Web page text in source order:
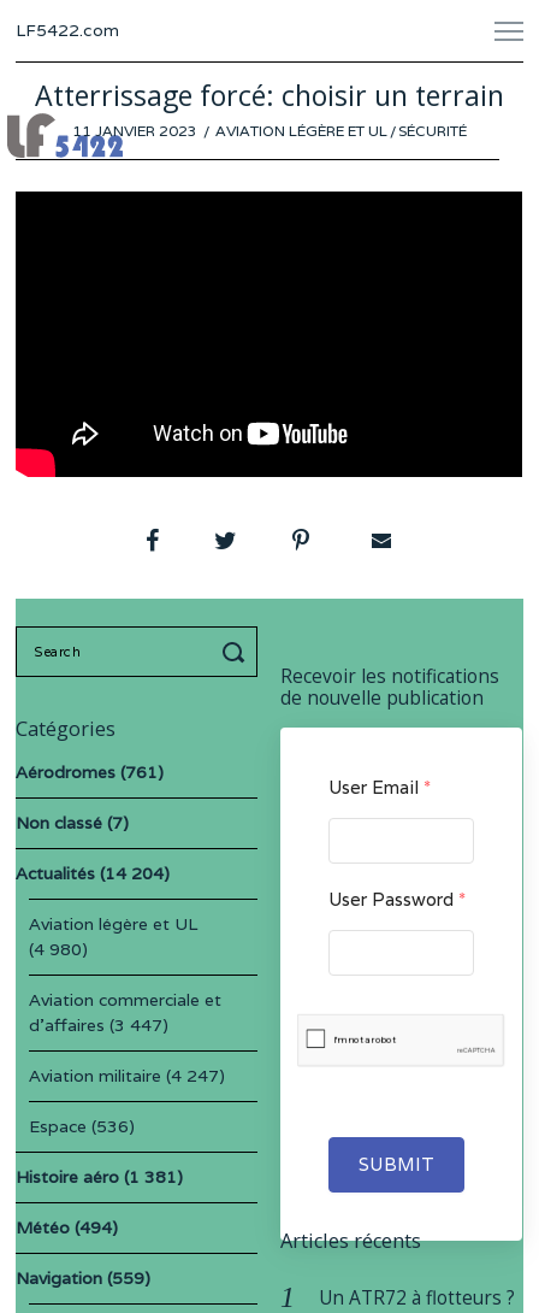
LF5422.com
Atterrissage forcé: choisir un terrain
POSTED
ON
11 JANVIER 2023 8 AVIATION LÉGÈRE ET UL / SÉCURITÉ
Recevoir les notifications
de nouvelle publication
User Email *
User Password *
SUBMIT
Catégories
Aérodromes (761)
Non classé (7)
Actualités (14 204)
Aviation légère et UL
(4 980)
Aviation commerciale et
d'affaires (3 447)
Aviation militaire (4 247)
Espace (536)
Histoire aéro (1 381)
Météo (494)
Navigation (559)
Articles récents
Un ATR72 à flotteurs ?